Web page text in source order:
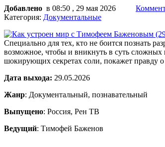
Добавлено в 08:50 , 29 мая 2026
Категория: Документальные
Специально для тех, кто не боится познать
возможное, чтобы и вникнуть в суть сложных
шокирующих секретах соли, покажет правду о
Дата выхода: 29.05.2026
Жанр: Документальный, познавательный
Выпущено: Россия, Рен ТВ
Ведущий: Тимофей Баженов